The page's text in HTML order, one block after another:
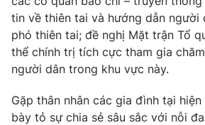
tin về thiên tai và hướng dẫn người
phó thiên tai; đề nghị Mặt trận Tổ
thể chính trị tích cực tham gia
người dân trong khu vực này.
Gặp thân nhân các gia đình tại
bày tỏ sự chia sẻ sâu sắc với nỗi